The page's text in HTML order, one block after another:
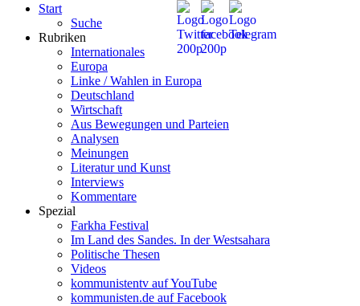
Start
Suche
Rubriken
Internationales
Europa
Linke / Wahlen in Europa
Deutschland
Wirtschaft
Aus Bewegungen und Parteien
Analysen
Meinungen
Literatur und Kunst
Interviews
Kommentare
Spezial
Farkha Festival
Im Land des Sandes. In der Westsahara
Politische Thesen
Videos
kommunistentv auf YouTube
kommunisten.de auf Facebook